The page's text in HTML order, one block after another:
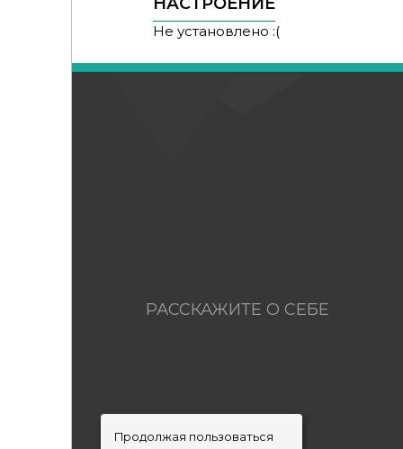
Не установлено :(
РАССКАЖИТЕ О СЕБЕ
Продолжая пользоваться